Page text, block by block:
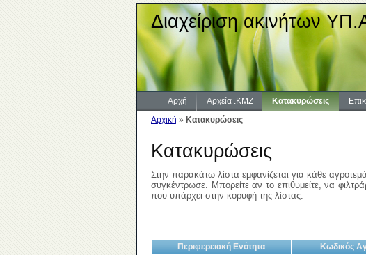
Διαχείριση ακινήτων
Αρχή Αρχεία .KMZ Κατακυρώσεις
Αρχική » Κατακυρώσεις
Κατακυρώσεις
Στην παρακάτω λίστα εμφανίζεται για κάθε
συγκέντρωσε. Μπορείτε αν το επιθυμείτε, να
που υπάρχει στην κορυφή της λίστας.
Περιφερειακή Ενότητα Κωδικός